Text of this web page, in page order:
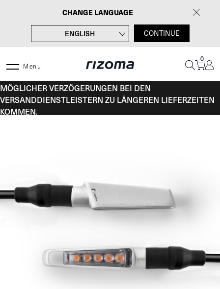
CHANGE LANGUAGE
ENGLISH
ITALIANO
ESPAÑOL
CONTINUE
Menu
0
MÖGLICHER VERZÖGERUNGEN BEI DEN
VERSANDDIENSTLEISTERN ZU LÄNGEREN LIEFERZEITEN
KOMMEN.